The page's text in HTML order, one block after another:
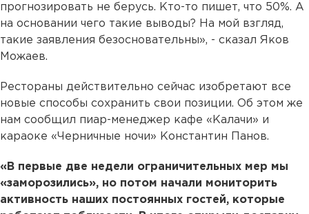
прогнозировать не берусь. Кто-то пишет, что 50%. А
на основании чего такие выводы? На мой взгляд,
такие заявления безосновательны», - сказал Яков
Можаев.
Рестораны действительно сейчас изобретают все
новые способы сохранить свои позиции. Об этом же
нам сообщил пиар-менеджер кафе «Калачи» и
караоке «Черничные ночи» Константин Панов.
«В первые две недели ограничительных мер мы
«заморозились», но потом начали мониторить
активность наших постоянных гостей, которые